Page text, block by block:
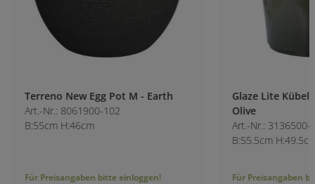
Terreno New Egg Pot M - Earth
Art.-Nr.: 8061900-102
B:55cm H:46cm
Für Preisangaben bitte einloggen!
Glaze Lite Kübel
Olive
Art.-Nr.: 3136500-
B:55.5cm H:49.5cm
Für Preisangaben